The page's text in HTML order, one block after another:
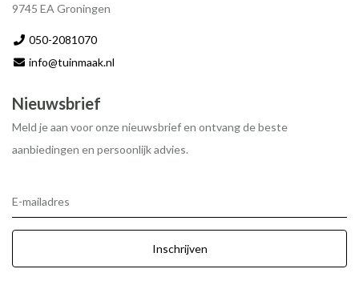
9745 EA Groningen
050-2081070
info@tuinmaak.nl
Nieuwsbrief
Meld je aan voor onze nieuwsbrief en ontvang de beste
aanbiedingen en persoonlijk advies.
E-mailadres
Inschrijven